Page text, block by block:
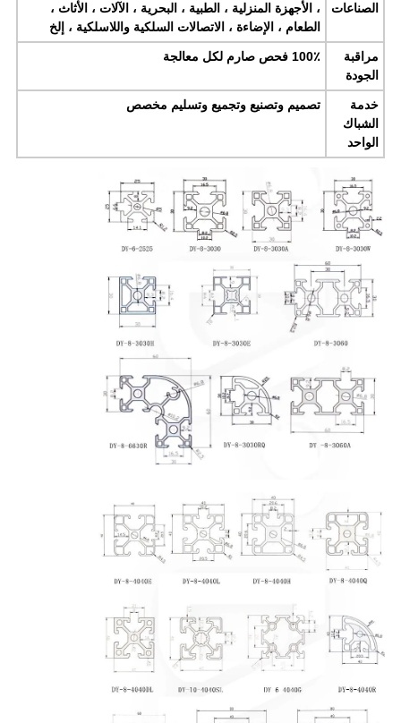
الصناعات
، الأجهزة المنزلية ، الطبية ، البحرية ، الآلات ، الأثاث ،
الطعام ، الإضاءة ، الاتصالات السلكية واللاسلكية ، إلخ
مراقبة
الجودة
100٪ فحص صارم لكل معالجة
خدمة
الشباك
الواحد
تصميم وتصنيع وتجميع وتسليم مخصص